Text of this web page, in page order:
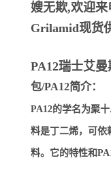
嫂无欺,欢迎来
Grilamid现货
PA12瑞士艾
包/PA12简介：
PA12的学名为聚
料是丁二烯，可依
料。它的特性和